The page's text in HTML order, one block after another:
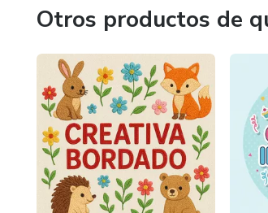
Otros productos de